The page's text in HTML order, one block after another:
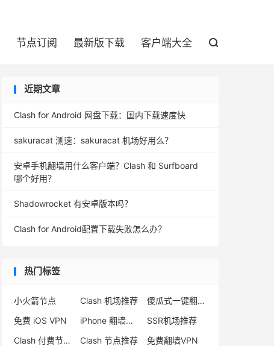
节点订阅 最新版下载 客户端大全 
近期文章
Clash for Android 网盘下载：国内下载速度快
sakuracat 测速：sakuracat 机场好用么？
安卓手机翻墙用什么客户端？Clash 和 Surfboard
哪个好用？
Shadowrocket 有安卓版本吗？
Clash for Android配置下载失败怎么办？
热门标签
小火箭节点 Clash 机场推荐
傻瓜式一键翻墙VPN客户端
免费 iOS VPN
iPhone 翻墙代理软件
SSR机场推荐
Clash 付费节点购买
Clash 节点推荐
免费翻墙VPN